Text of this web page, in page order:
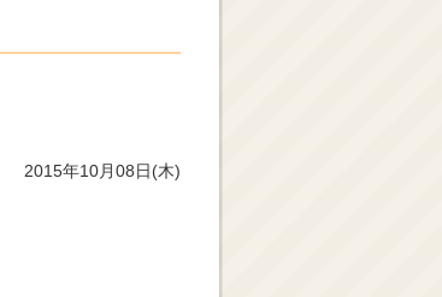
2015年10月08日(木)